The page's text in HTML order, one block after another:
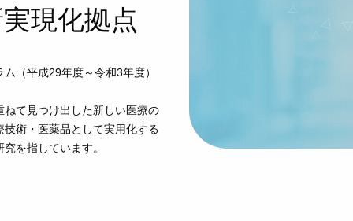
現化拠点
（平成29年度～令和3年度）
て見つけ出した新しい医療の
術・医薬品として実用化する
を指しています。